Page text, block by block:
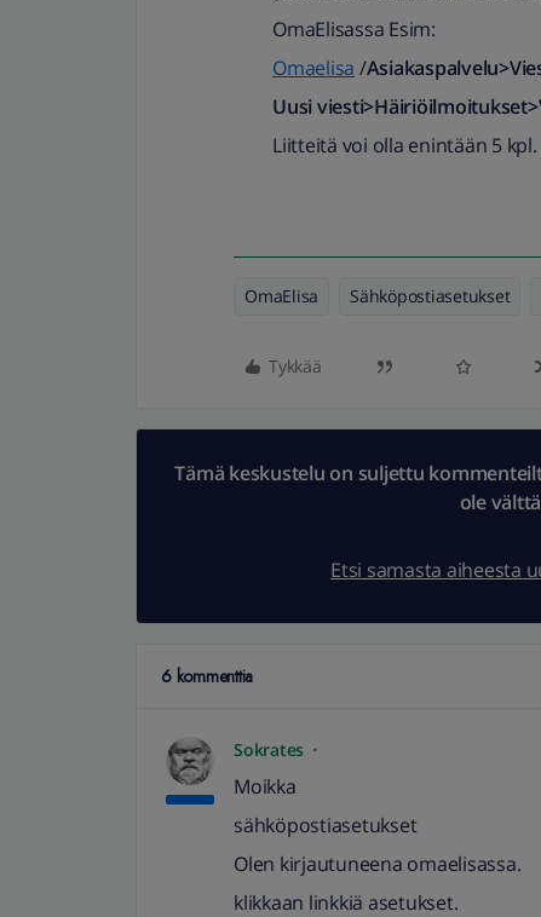
OmaElisassa Esim:
Omaelisa /
Uusi
Liitteitä voi olla enintään 5 kpl.
OmaElisa Sähköpostiasetukset
Tykkää
Tämä keskustelu on suljettu
ole
Etsi samasta aiheesta
6 kommenttia
Sokrates
Moikka
sähköpostiasetukset
Olen kirjautuneena omaelisassa.
klikkaan linkkiä asetukset.